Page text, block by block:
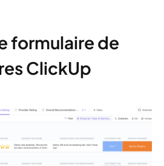
formulaire de
ClickUp